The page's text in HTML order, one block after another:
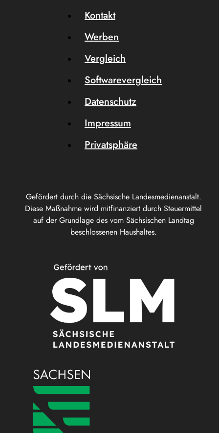
Gefördert durch die Sächsische Landesmedienanstalt.
Diese Maßnahme wird mitfinanziert durch Steuermittel
auf der Grundlage des vom Sächsischen Landtag
beschlossenen Haushaltes.
Kontakt
Werben
Vergleich
Softwarevergleich
Datenschutz
Impressum
Privatsphäre